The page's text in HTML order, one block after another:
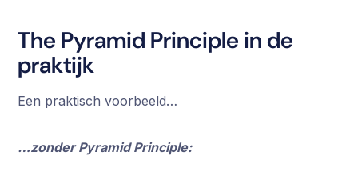
The Pyramid Principle in de
praktijk
Een praktisch voorbeeld…
…zonder Pyramid Principle: